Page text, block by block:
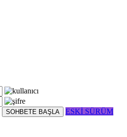
SOHBETE BAŞLA
ESKİ SÜRÜM